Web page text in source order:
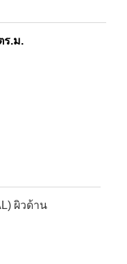
ร.ม.
ผิวด้าน